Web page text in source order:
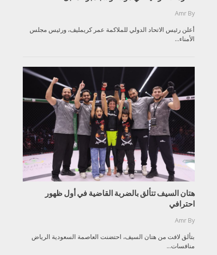
By
Amr
أعلن رئيس الاتحاد الدولي للملاكمة عمر كريمليف، ورئيس مجلس
الأمناء...
هتان السيف تتألق بالضربة القاضية في أول ظهور
احترافي
By
Amr
بتألق لافت من هتان السيف، احتضنت العاصمة السعودية الرياض
منافسات...